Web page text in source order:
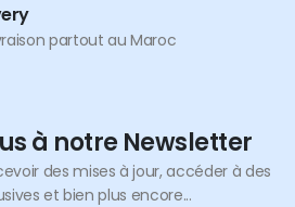
partout au Maroc
à notre Newsletter
des mises à jour, accéder à des
et bien plus encore...